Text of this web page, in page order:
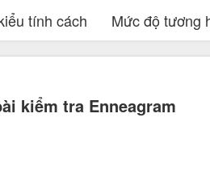
tính cách Mức độ tương
kiểm tra Enneagram